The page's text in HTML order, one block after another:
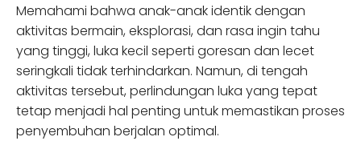
Memahami bahwa anak-anak identik dengan
aktivitas bermain, eksplorasi, dan rasa ingin tahu
yang tinggi, luka kecil seperti goresan dan lecet
seringkali tidak terhindarkan. Namun, di tengah
aktivitas tersebut, perlindungan luka yang tepat
tetap menjadi hal penting untuk memastikan proses
penyembuhan berjalan optimal.